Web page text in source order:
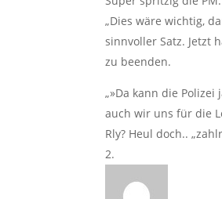
„Dies wäre wichtig,
sinnvoller Satz. Jetzt
zu beenden.
„»Da kann die
auch wir uns für die
Rly? Heul doch..